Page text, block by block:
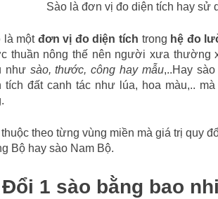
Sào là đơn vị đo diện tích hay sử
là mộtđơn vị đo diện tích trong hệ đo
thuần nông thế nên người xưa thường
như sào, thước, công hay mẫu,..Hay
tích đất canh tác như lúa, hoa màu,..
theo từng vùng miền mà giá trị quy
Bộ hay sào Nam Bộ.
1 sào bằng bao